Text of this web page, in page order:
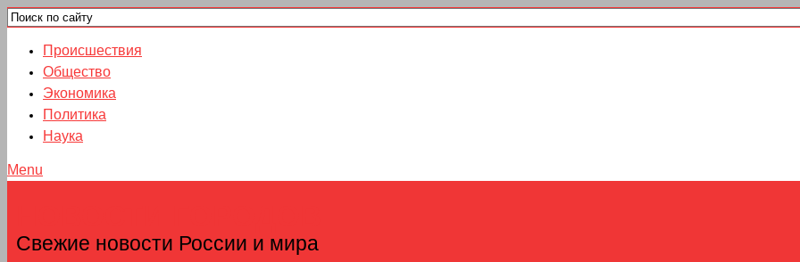
Происшествия
Общество
Экономика
Политика
Наука
Menu
Свежие новости России и мира